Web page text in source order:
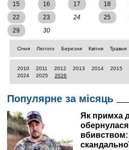
15
16 17 18
22
23 24 25
29
30
Січня Лютого Березня Квітня Травня
2010 2011 2012 2013 2014 2015
2024
2025 2026
Популярне за місяць
Як примха